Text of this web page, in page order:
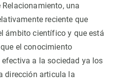
una
reciente que
ámbito científico y que está
el conocimiento
a la sociedad ya los
dirección articula la